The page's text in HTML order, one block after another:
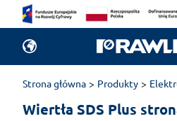
Strona główna Produkty
Wiertła SDS Plus